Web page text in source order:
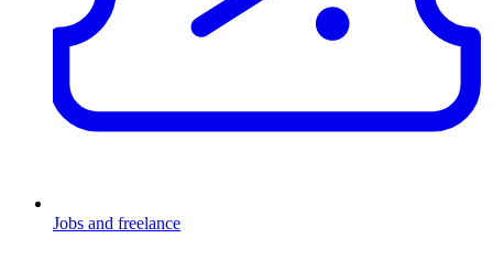
Jobs and freelance